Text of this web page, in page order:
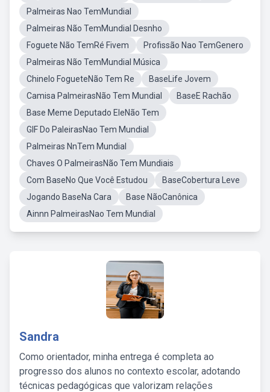
Palmeiras Nao TemMundial
Palmeiras Não TemMundial Desnho
Foguete Não TemRé Fivem
Profissão Nao TemGenero
Palmeiras Não TemMundial Música
Chinelo FogueteNão Tem Re
BaseLife Jovem
Camisa PalmeirasNão Tem Mundial
BaseE Rachão
Base Meme Deputado EleNão Tem
GIF Do PaleirasNao Tem Mundial
Palmeiras NnTem Mundial
Chaves O PalmeirasNão Tem Mundiais
Com BaseNo Que Você Estudou
BaseCobertura Leve
Jogando BaseNa Cara
Base NãoCanônica
Ainnn PalmeirasNao Tem Mundial
Sandra
Como orientador, minha entrega é completa ao
progresso dos alunos no contexto escolar, adotando
técnicas pedagógicas que valorizam relações